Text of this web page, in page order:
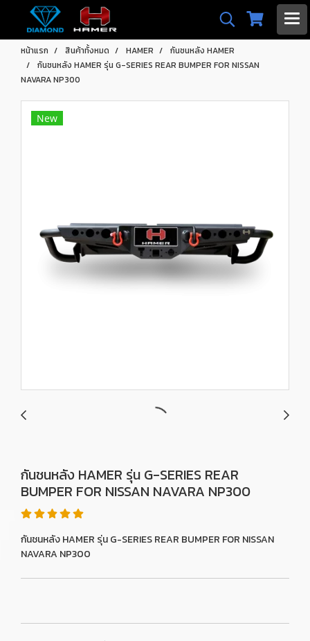
หน้าแรก สินค้าทั้งหมด HAMER
กันชนหลัง HAMER
กันชนหลัง HAMER รุ่น G-SERIES REAR BUMPER FOR NISSAN
NAVARA NP300
New
กันชนหลัง HAMER รุ่น G-SERIES REAR
BUMPER FOR NISSAN NAVARA NP300
กันชนหลัง HAMER รุ่น G-SERIES REAR BUMPER FOR NISSAN
NAVARA NP300